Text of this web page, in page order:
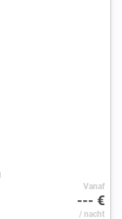
Vanaf
--- €
/ nacht